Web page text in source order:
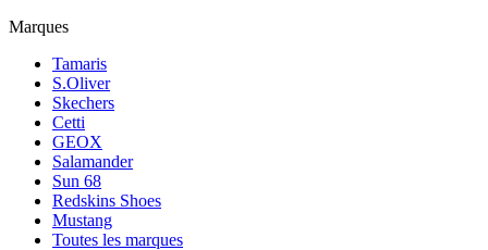
Marques
Tamaris
S.Oliver
Skechers
Cetti
GEOX
Salamander
Sun 68
Redskins Shoes
Mustang
Toutes les marques